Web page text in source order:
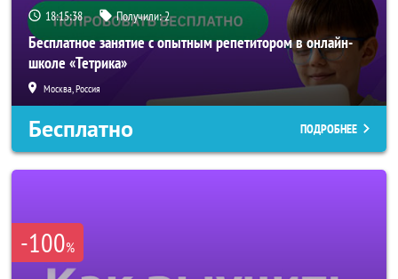
18:15:35 Получили:2
Бесплатное занятие с опытным репетитором в онлайн-
школе «Тетрика»
Москва, Россия
Бесплатно ПОДРОБНЕЕ
-100%